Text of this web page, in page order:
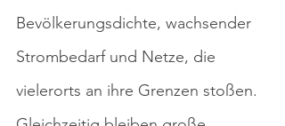
Bevölkerungsdichte, wachsender
Strombedarf und Netze, die
vielerorts an ihre Grenzen stoßen.